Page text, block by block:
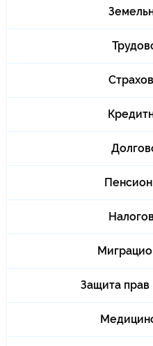
Защита прав